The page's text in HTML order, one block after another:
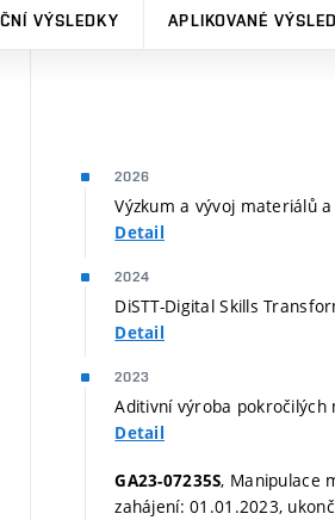
VÝSLEDKY APLIKOVANÉ
2026
Výzkum a vývoj materiálů
Detail
2024
DiSTT-Digital Skills
Detail
2023
Aditivní výroba
Detail
GA23-07235S, Manipulace
zahájení: 01.01.2023,